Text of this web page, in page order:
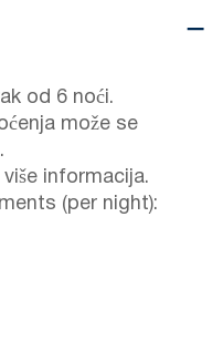
od 6 noći.
može se
informacija.
(per night):